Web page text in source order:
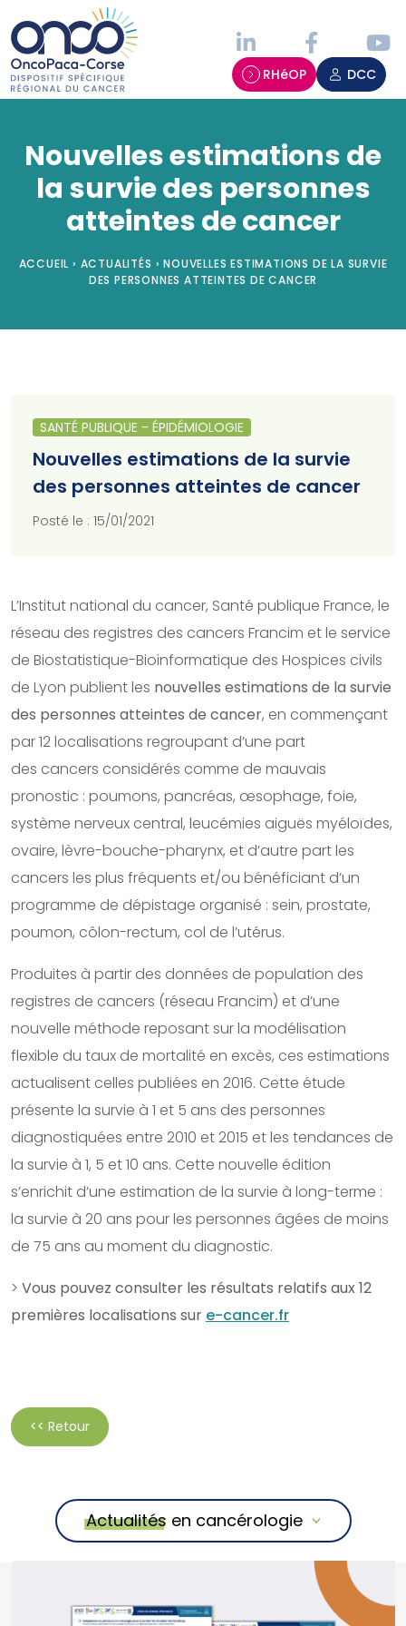
RHéOP DCC
Nouvelles estimations de
la survie des personnes
atteintes de cancer
ACCUEIL › ACTUALITÉS › NOUVELLES ESTIMATIONS DE LA SURVIE
DES PERSONNES ATTEINTES DE CANCER
SANTÉ PUBLIQUE - ÉPIDÉMIOLOGIE
Nouvelles estimations de la survie
des personnes atteintes de cancer
Posté le : 15/01/2021
L’Institut national du cancer, Santé publique France, le
réseau des registres des cancers Francim et le service
de Biostatistique-Bioinformatique des Hospices civils
de Lyon publient les nouvelles estimations de la survie
des personnes atteintes de cancer, en commençant
par 12 localisations regroupant d’une part
des cancers considérés comme de mauvais
pronostic : poumons, pancréas, œsophage, foie,
système nerveux central, leucémies aiguës myéloïdes,
ovaire, lèvre-bouche-pharynx, et d’autre part les
cancers les plus fréquents et/ou bénéficiant d’un
programme de dépistage organisé : sein, prostate,
poumon, côlon-rectum, col de l’utérus.
Produites à partir des données de population des
registres de cancers (réseau Francim) et d’une
nouvelle méthode reposant sur la modélisation
flexible du taux de mortalité en excès, ces estimations
actualisent celles publiées en 2016. Cette étude
présente la survie à 1 et 5 ans des personnes
diagnostiquées entre 2010 et 2015 et les tendances de
la survie à 1, 5 et 10 ans. Cette nouvelle édition
s’enrichit d’une estimation de la survie à long-terme :
la survie à 20 ans pour les personnes âgées de moins
de 75 ans au moment du diagnostic.
> Vous pouvez consulter les résultats relatifs aux 12
premières localisations sur e-cancer.fr
<< Retour
Actualités en cancérologie
Panneau de gestion des cookies